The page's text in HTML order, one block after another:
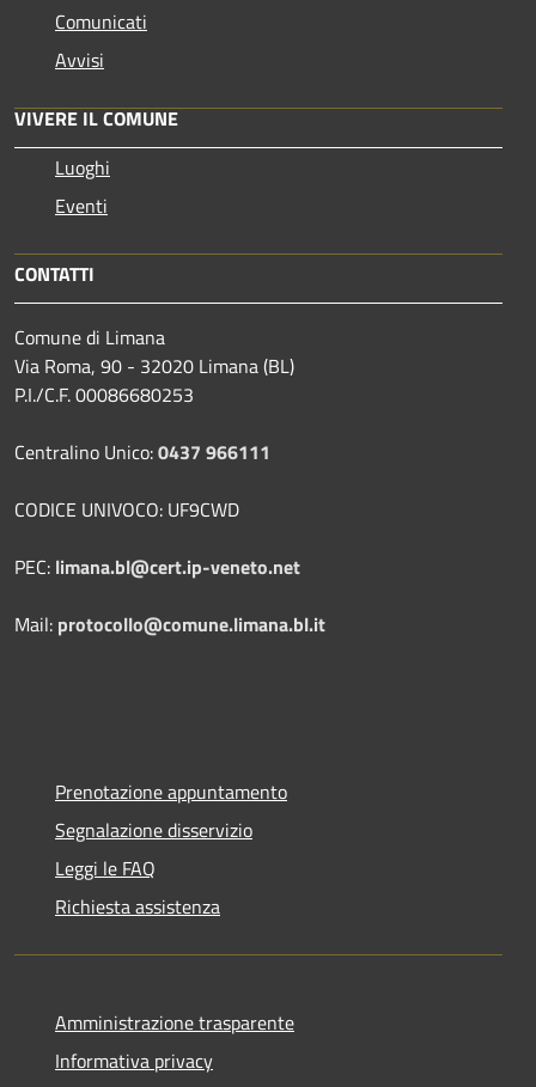
Comunicati
Avvisi
VIVERE IL COMUNE
Luoghi
Eventi
CONTATTI
Comune di Limana
Via Roma, 90 - 32020 Limana (BL)
P.I./C.F. 00086680253
Centralino Unico:0437 966111
CODICE UNIVOCO: UF9CWD
PEC: limana.bl@cert.ip-veneto.net
Mail: protocollo@comune.limana.bl.it
Prenotazione appuntamento
Segnalazione disservizio
Leggi le FAQ
Richiesta assistenza
Amministrazione trasparente
Informativa privacy